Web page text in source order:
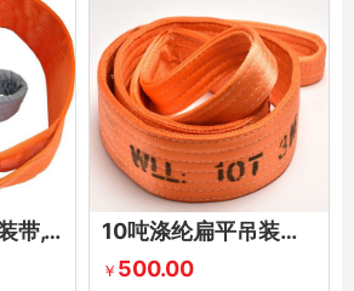
12T涤纶扁平吊装带,12t扁平吊带,12吨吊运扁平吊装带,12吨扁平吊装带 10吨涤纶扁平吊装带,10吨扁平吊装带,扁平10吨吊装带
￥ 500.00